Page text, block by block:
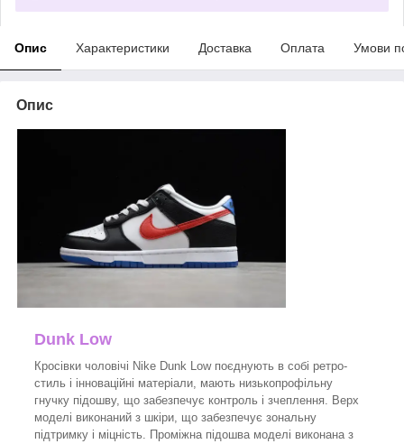
Опис Характеристики Доставка Оплата Умови
Опис
Dunk Low
Кросівки чоловічі Nike Dunk Low поєднують в собі ретро-
стиль і інноваційні матеріали, мають низькопрофільну
гнучку підошву, що забезпечує контроль і зчеплення. Верх
моделі виконаний з шкіри, що забезпечує зональну
підтримку і міцність. Проміжна підошва моделі виконана з